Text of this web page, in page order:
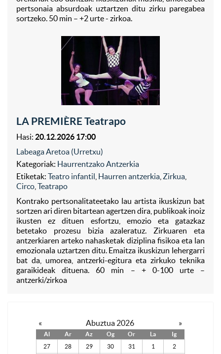
pertsonaia absurdoak uztartzen ditu zirku paregabea
sortzeko. 50 min – +2 urte - zirkoa.
LA PREMIÈRE Teatrapo
Hasi: 20.12.2026 17:00
Labeaga Aretoa (Urretxu)
Kategoriak: Haurrentzako Antzerkia
Etiketak: Teatro infantil Haurren antzerkia Zirkua
Circo Teatrapo
Kontrako pertsonalitateetako lau artista ikuskizun bat
sortzen ari diren bitartean agertzen dira, publikoak inoiz
ikusten ez dituen esfortzu, emozio eta gatazkaz
betetako prozesu bizia azaleratuz. Zirkuaren eta
antzerkiaren arteko nahasketak diziplina fisikoa eta lan
emozionala uztartzen ditu. Emaitza ikuskizun lehergarri
bat da, umorea, antzerki-egitura eta zirkuko teknika
garaikideak dituena. 60 min – + 0-100 urte –
antzerki/zirkoa
« Abuztua 2026 »
Al Ar Az Og Or La
Ig
27
28 29 30 31 1 2